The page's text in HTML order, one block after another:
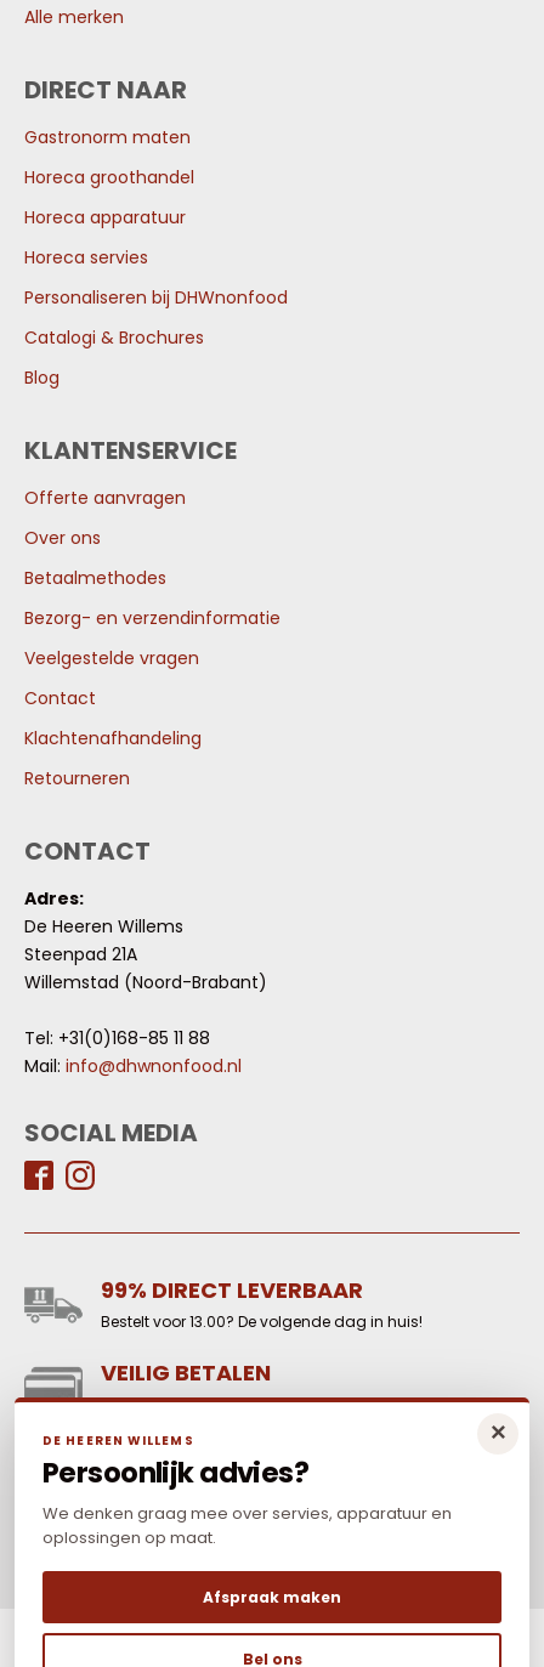
Alle merken
DIRECT NAAR
Gastronorm maten
Horeca groothandel
Horeca apparatuur
Horeca servies
Personaliseren bij DHWnonfood
Catalogi & Brochures
Blog
KLANTENSERVICE
Offerte aanvragen
Over ons
Betaalmethodes
Bezorg- en verzendinformatie
Veelgestelde vragen
Contact
Klachtenafhandeling
Retourneren
CONTACT
Adres:
De Heeren Willems
Steenpad 21A
Willemstad (Noord-Brabant)
Tel: +31(0)168-85 11 88
Mail: info@dhwnonfood.nl
SOCIAL MEDIA
99% DIRECT LEVERBAAR
Bestelt voor 13.00? De volgende dag in huis!
VEILIG BETALEN
Reken online veilig af met o.a. iDeal-WERO, Paypal,
LAAGSTE PRIJS
Elders goedkoper? Neem dan contact met ons op.
×
DE HEEREN WILLEMS
Persoonlijk advies?
We denken graag mee over servies, apparatuur en
oplossingen op maat.
Afspraak maken
Bel ons